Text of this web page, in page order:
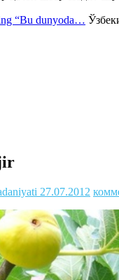
“Bu dunyoda…
27.07.2012